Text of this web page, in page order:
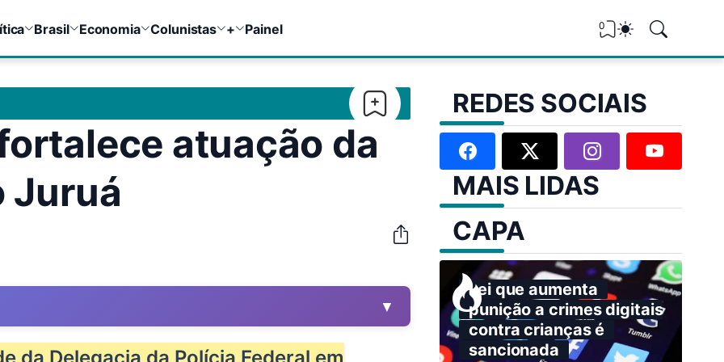
Brasil Economia Colunistas + Painel 0
atuação da
Juruá
▼
REDES SOCIAIS
MAIS LIDAS
CAPA
Lei que aumenta
punição a crimes digitais
contra crianças é
sancionada